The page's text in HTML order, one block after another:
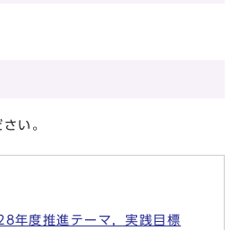
い。
年度推進テーマ，実践目標